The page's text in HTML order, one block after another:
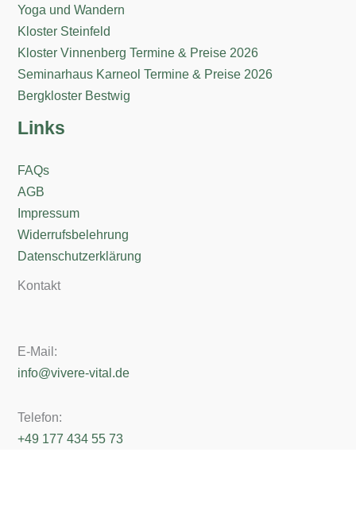
Yoga und Wandern
Kloster Steinfeld
Kloster Vinnenberg Termine & Preise 2026
Seminarhaus Karneol Termine & Preise 2026
Bergkloster Bestwig
Links
FAQs
AGB
Impressum
Widerrufsbelehrung
Datenschutzerklärung
Kontakt
E-Mail:
info@vivere-vital.de
Telefon:
+49 177 434 55 73